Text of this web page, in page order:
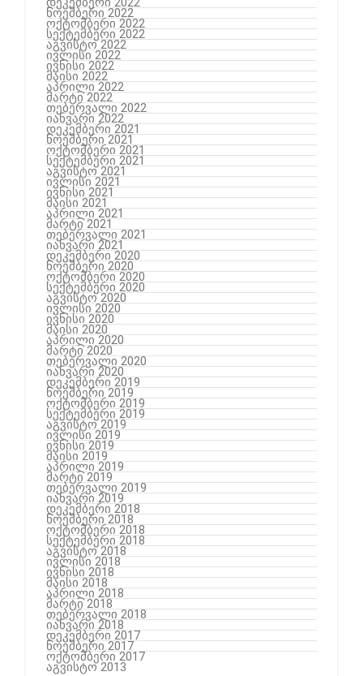
ნოემბერი 2022
ოქტომბერი 2022
სექტემბერი 2022
აგვისტო 2022
ივლისი 2022
ივნისი 2022
მაისი 2022
აპრილი 2022
მარტი 2022
თებერვალი 2022
იანვარი 2022
დეკემბერი 2021
ნოემბერი 2021
ოქტომბერი 2021
სექტემბერი 2021
აგვისტო 2021
ივლისი 2021
ივნისი 2021
მაისი 2021
აპრილი 2021
მარტი 2021
თებერვალი 2021
იანვარი 2021
დეკემბერი 2020
ნოემბერი 2020
ოქტომბერი 2020
სექტემბერი 2020
აგვისტო 2020
ივლისი 2020
ივნისი 2020
მაისი 2020
აპრილი 2020
მარტი 2020
თებერვალი 2020
იანვარი 2020
დეკემბერი 2019
ნოემბერი 2019
ოქტომბერი 2019
სექტემბერი 2019
აგვისტო 2019
ივლისი 2019
ივნისი 2019
მაისი 2019
აპრილი 2019
მარტი 2019
თებერვალი 2019
იანვარი 2019
დეკემბერი 2018
ნოემბერი 2018
ოქტომბერი 2018
სექტემბერი 2018
აგვისტო 2018
ივლისი 2018
ივნისი 2018
მაისი 2018
აპრილი 2018
მარტი 2018
თებერვალი 2018
იანვარი 2018
დეკემბერი 2017
ნოემბერი 2017
ოქტომბერი 2017
აგვისტო 2013